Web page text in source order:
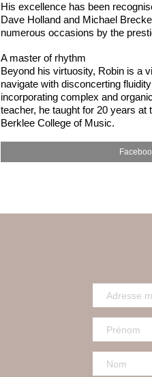
His excellence has been
Dave Holland and Michael
numerous occasions by the
A master of rhythm
Beyond his virtuosity, Robin is a
navigate with disconcerting
incorporating complex and
teacher, he taught for 20 years
Berklee College of Music.